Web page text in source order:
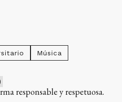
Música
responsable y respetuosa.